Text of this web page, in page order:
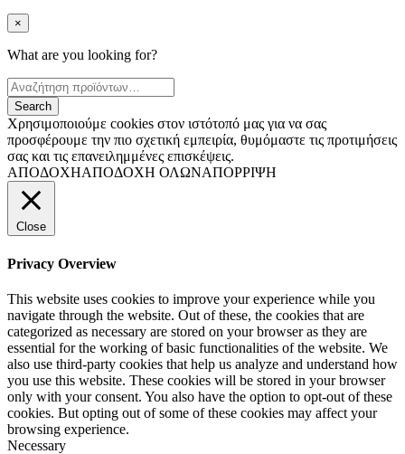
×
What are you looking for?
Χρησιμοποιούμε cookies στον ιστότοπό μας για να σας
προσφέρουμε την πιο σχετική εμπειρία, θυμόμαστε τις προτιμήσεις
σας και τις επανειλημμένες επισκέψεις.
ΑΠΟΔΟΧΗΑΠΟΔΟΧΗ ΟΛΩΝΑΠΟΡΡΙΨΗ
Close
Privacy Overview
This website uses cookies to improve your experience while you
navigate through the website. Out of these, the cookies that are
categorized as necessary are stored on your browser as they are
essential for the working of basic functionalities of the website. We
also use third-party cookies that help us analyze and understand how
you use this website. These cookies will be stored in your browser
only with your consent. You also have the option to opt-out of these
cookies. But opting out of some of these cookies may affect your
browsing experience.
Necessary